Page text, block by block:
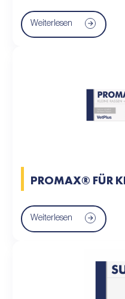
Weiterlesen
PROMAX® FÜR
Weiterlesen